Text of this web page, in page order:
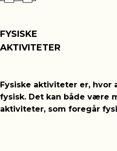
FYSISKE
AKTIVITETER
Fysiske aktiviteter er, hvor
fysisk. Det kan både være
aktiviteter, som foregår